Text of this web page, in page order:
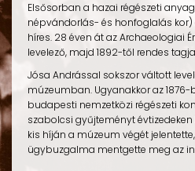
Elsősorban a hazai régészeti
népvándorlás- és honfoglalás
híres. 28 éven át az Archaeologiai
levelező, majd 1892-től rendes
Jósa Andrással sokszor váltott
múzeumban. Ugyanakkor az
budapesti nemzetközi régészeti
szabolcsi gyűjteményt
kis híján a múzeum végét
ügybuzgalma mentgette meg az